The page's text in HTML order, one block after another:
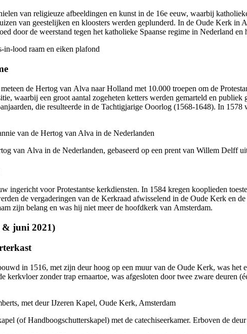
van religieuze afbeel­dingen en kunst in de 16e eeuw, waarbij
van geestelijken en kloosters werden geplunderd. In de Oude Kerk in
door de weer­stand tegen het katho­lieke Spaanse regime in Nederland
de Hertog van Alva naar Holland met 10.000 troepen om de
waarbij een groot aantal zogeheten ketters werden gemarteld en
die resulteerde in de Tachtig­jarige Ooorlog (1568-1648). In
van Alva in de Nederlanden, gebaseerd op een prent van Willem Delff
ingericht voor Protestantse kerk­diensten. In 1584 kregen koop­lieden
de vergaderingen van de Kerk­raad afwisselend in de Oude Kerk en
zijn belang en was hij niet meer de hoofd­kerk van Amsterdam.
& juni 2021)
in 1516, met zijn deur hoog op een muur van de Oude Kerk, was het
kerk­vloer zonder trap ernaartoe, was afge­sloten door twee zware
(of Hand­boog­schutters­kapel) met de catechiseer­kamer. Erboven de